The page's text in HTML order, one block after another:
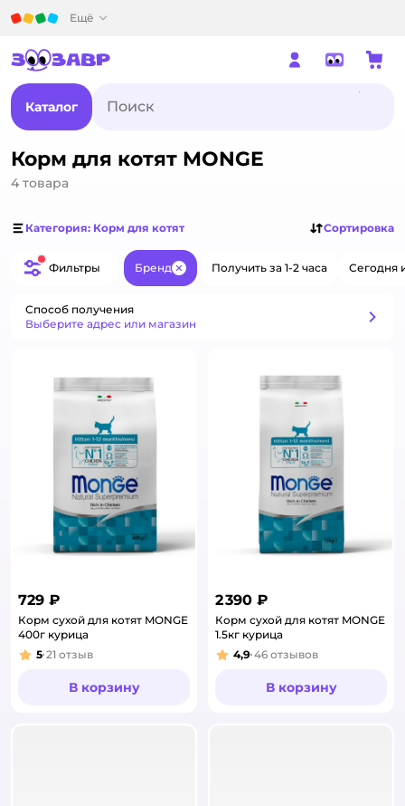
Ещё
Каталог
Корм для котят MONGE
4 товара
Категория: Корм для котят Сортировка
Фильтры Бренд ЗакрытьПолучить за 1-2 часа Сегодня
Способ получения
Выберите адрес или магазин
729 ₽
Корм сухой для котят MONGE
400г курица
Рейтинг:
5 21 отзыв
В корзину
2 390 ₽
Корм сухой для котят MONGE
1.5кг курица
Рейтинг:
4,9 46 отзывов
В корзину